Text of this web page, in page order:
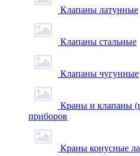
Клапаны латунные
Клапаны стальные
Клапаны чугунные
Краны и клапаны
приборов
Краны конусные